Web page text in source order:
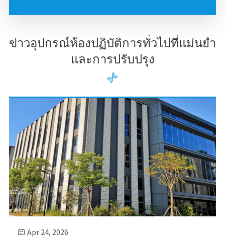
ข่าวอุปกรณ์ห้องปฏิบัติการทั่วไปที่แม่นยำ
และการปรับปรุง

 Apr 24, 2026